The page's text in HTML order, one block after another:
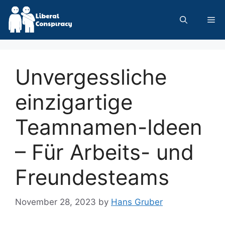
Skip
content
Unvergessliche
einzigartige
Teamnamen-Ideen
– Für Arbeits- und
Freundesteams
November 28, 2023 by Hans Gruber